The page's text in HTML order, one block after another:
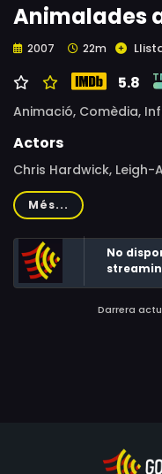
Animalades
2007 22m
5.8
Animació, Comèdia,
Actors
Chris Hardwick,
Insana, Cam Clarke,
Sykes, Maria Bamford,
Més...
No
Darrera